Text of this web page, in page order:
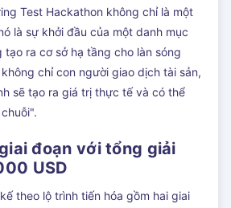
Test Hackathon không chỉ là một
là sự khởi đầu của một danh mục
tạo ra cơ sở hạ tầng cho làn sóng
chỉ con người giao dịch tài sản,
sẽ tạo ra giá trị thực tế và có thể
đoạn với tổng giải
USD
theo lộ trình tiến hóa gồm hai giai